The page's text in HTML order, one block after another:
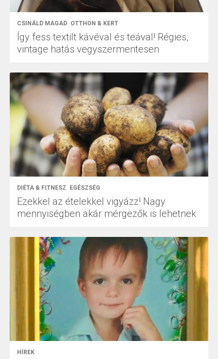
CSINÁLD MAGAD OTTHON & KERT
Így fess textilt kávéval és teával! Régies,
vintage hatás vegyszermentesen
DIÉTA & FITNESZ EGÉSZSÉG
Ezekkel az ételekkel vigyázz! Nagy
mennyiségben akár mérgezők is lehetnek
HÍREK